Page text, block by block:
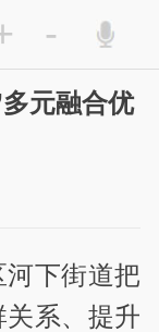
-
元融合优
下街道把
系、提升